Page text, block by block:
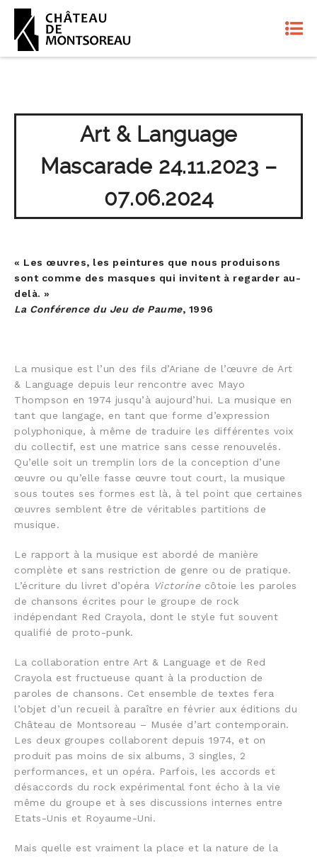
Art & Language
Mascarade 24.11.2023 –
07.06.2024
« Les œuvres, les peintures que nous produisons
sont comme des masques qui invitent à regarder au-
delà. »
La Conférence du Jeu de Paume, 1996
La musique est l’un des fils d’Ariane de l’œuvre de Art
& Language depuis leur rencontre avec Mayo
Thompson en 1974 jusqu’à aujourd’hui. La musique en
tant que langage, en tant que forme d’expression
polyphonique, à même de traduire les différentes voix
du collectif, est une matrice sans cesse renouvelés.
Qu’elle soit un tremplin lors de la conception d’une
œuvre ou qu’elle fasse œuvre tout court, la musique
sous toutes ses formes est là, à tel point que certaines
œuvres semblent être de véritables partitions de
musique.
Le rapport à la musique est abordé de manière
complète et sans restriction de genre ou de pratique.
L’écriture du livret d’opéra Victorinecôtoie les paroles
de chansons écrites pour le groupe de rock
indépendant Red Crayola, dont le style fut souvent
qualifié de proto-punk.
La collaboration entre Art & Language et de Red
Crayola est fructueuse quant à la production de
paroles de chansons. Cet ensemble de textes fera
l’objet d’un recueil à paraître en février aux éditions du
Château de Montsoreau – Musée d’art contemporain.
Les deux groupes collaborent depuis 1974, et on
produit pas moins de six albums, 3 singles, 2
performances, et un opéra. Parfois, les accords et
désaccords du rock expérimental font écho à la vie
même du groupe et à ses discussions internes entre
Etats-Unis et Royaume-Uni.
Mais quelle est vraiment la place et la nature de la